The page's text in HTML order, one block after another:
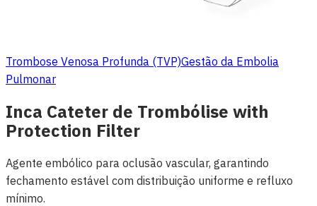
Trombose Venosa Profunda (TVP)Gestão da Embolia
Pulmonar
Inca Cateter de Trombólise with
Protection Filter
Agente embólico para oclusão vascular, garantindo
fechamento estável com distribuição uniforme e refluxo
mínimo.